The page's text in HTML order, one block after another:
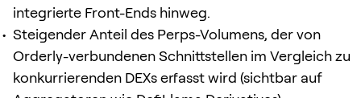
integrierte Front-Ends hinweg.
Steigender Anteil des Perps-Volumens, der von
Orderly-verbundenen Schnittstellen im Vergleich zu
konkurrierenden DEXs erfasst wird (sichtbar auf